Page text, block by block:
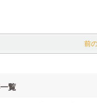
前
覧